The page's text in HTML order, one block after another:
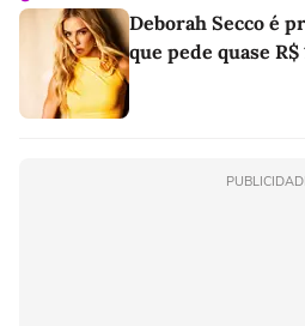
Deborah Secco é
que pede quase